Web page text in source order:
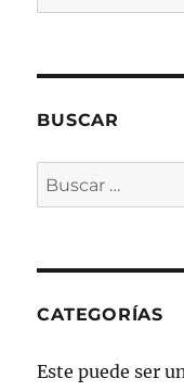
por:
BUSCAR
Buscar
por:
CATEGORÍAS
Este puede ser